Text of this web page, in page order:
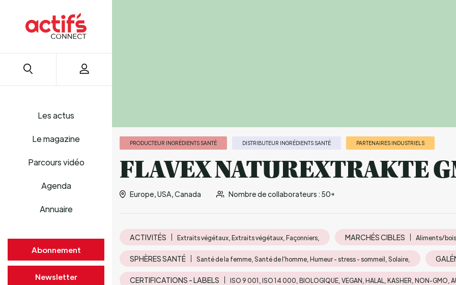
Les actus
Le magazine
Parcours vidéo
Agenda
Annuaire
Abonnement
Newsletter
PRODUCTEUR INGRÉDIENTS SANTÉ DISTRIBUTEUR INGRÉDIENTS SANTÉ PARTENAIRES INDUSTRIELS
FLAVEX NATUREXTRAKTE
Europe, USA, Canada Nombre de collaborateurs : 50+
ACTIVITÉS Extraits végétaux, Extraits végétaux, Façonniers, MARCHÉS CIBLES Aliments/
SPHÈRES SANTÉ Santé de la femme, Santé de l'homme, Humeur - stress - sommeil, Solaire,
CERTIFICATIONS - LABELS ISO 9 001, ISO 14 000, BIOLOGIQUE, VEGAN, HALAL, KASHER, NON-GMO,